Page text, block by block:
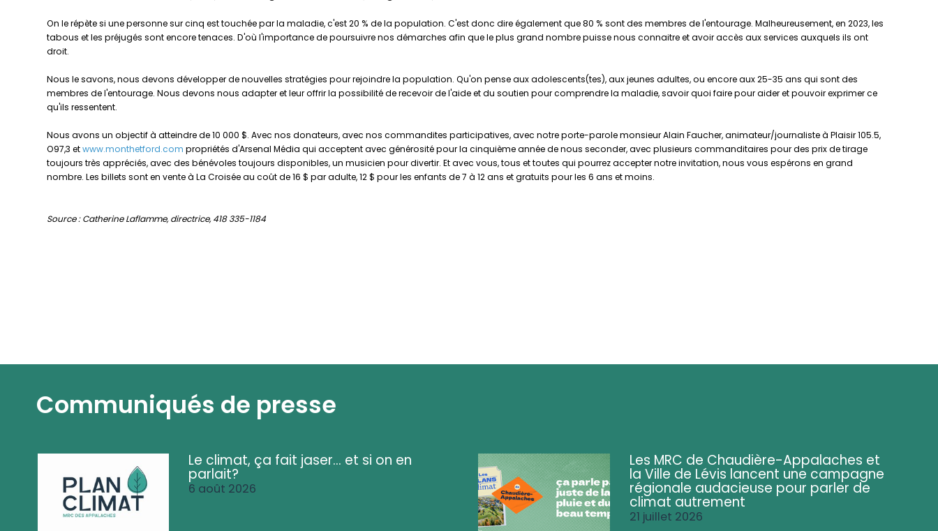
On le répète si une personne sur cinq est touchée par la maladie, c'est 20 % de la population. C'est donc dire également que 80 % sont des membres de l'entourage. Malheureusement, en 2023, les
tabous et les préjugés sont encore tenaces. D'où l'importance de poursuivre nos démarches afin que le plus grand nombre puisse nous connaitre et avoir accès aux services auxquels ils ont
droit.
Nous le savons, nous devons développer de nouvelles stratégies pour rejoindre la population. Qu'on pense aux adolescents(tes), aux jeunes adultes, ou encore aux 25-35 ans qui sont des
membres de l'entourage. Nous devons nous adapter et leur offrir la possibilité de recevoir de l'aide et du soutien pour comprendre la maladie, savoir quoi faire pour aider et pouvoir exprimer ce
qu'ils ressentent.
Nous avons un objectif à atteindre de 10 000 $. Avec nos donateurs, avec nos commandites participatives, avec notre porte-parole monsieur Alain Faucher, animateur/journaliste à Plaisir 105.5,
O97,3 etwww.monthetford.com propriétés d'Arsenal Média qui acceptent avec générosité pour la cinquième année de nous seconder, avec plusieurs commanditaires pour des prix de tirage
toujours très appréciés, avec des bénévoles toujours disponibles, un musicien pour divertir. Et avec vous, tous et toutes qui pourrez accepter notre invitation, nous vous espérons en grand
nombre. Les billets sont en vente à La Croisée au coût de 16 $ par adulte, 12 $ pour les enfants de 7 à 12 ans et gratuits pour les 6 ans et moins.
Source : Catherine Laflamme, directrice, 418 335-1184
Communiqués de presse
Le climat, ça fait jaser... et si on en
parlait?
6 août 2026
Les MRC de Chaudière-Appalaches et
la Ville de Lévis lancent une campagne
régionale audacieuse pour parler de
climat autrement
21 juillet 2026